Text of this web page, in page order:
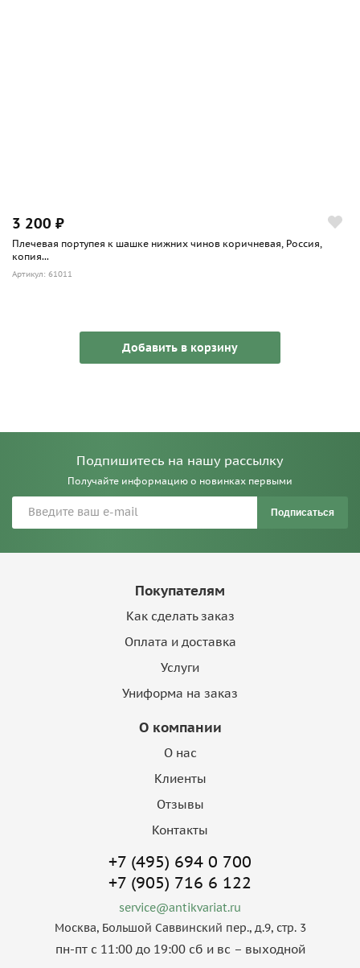
3 200 ₽
Плечевая портупея к шашке нижних чинов коричневая, Россия,
копия...
Артикул: 61011
Добавить в корзину
Подпишитесь на нашу рассылку
Получайте информацию о новинках первыми
Подписаться
Покупателям
Как сделать заказ
Оплата и доставка
Услуги
Униформа на заказ
О компании
О нас
Клиенты
Отзывы
Контакты
+7 (495) 694 0 700
+7 (905) 716 6 122
service@antikvariat.ru
Москва, Большой Саввинский пер., д.9, стр. 3
пн-пт с 11:00 до 19:00 сб и вс – выходной